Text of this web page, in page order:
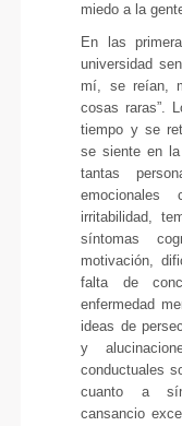
miedo a la
En las
universidad
mí, se reían,
cosas raras”.
tiempo y se
se siente en la
tantas
emocionales
irritabilidad,
síntomas
motivación,
falta de
enfermedad
ideas de
y
conductuales
cuanto a
cansancio